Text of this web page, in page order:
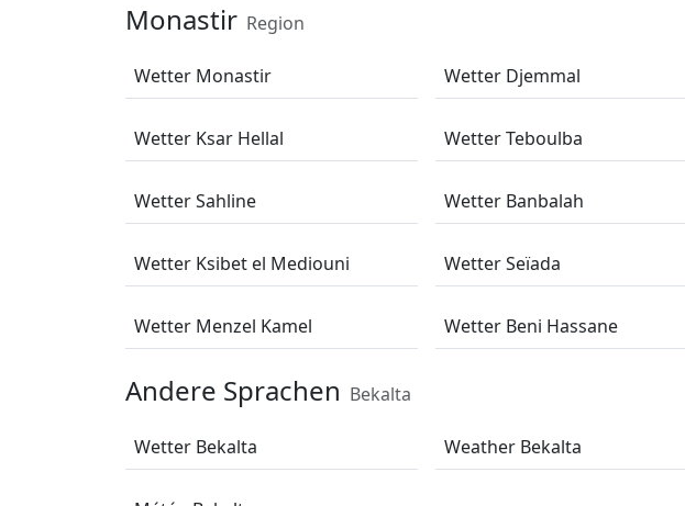
Monastir Region
Wetter Monastir Wetter Djemmal
Wetter Ksar Hellal Wetter Teboulba
Wetter Sahline Wetter Banbalah
Wetter Ksibet el Mediouni Wetter Seïada
Wetter Menzel Kamel Wetter Beni Hassane
Andere Sprachen Bekalta
Wetter Bekalta Weather Bekalta